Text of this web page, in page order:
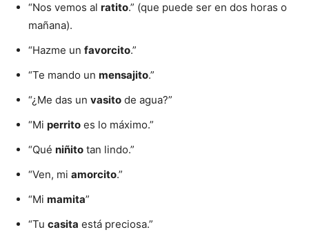
“Nos vemos al ratito.” (que puede ser en dos horas o
mañana).
“Hazme un favorcito.”
“Te mando un mensajito.”
“¿Me das un vasito de agua?”
“Mi perrito es lo máximo.”
“Qué niñito tan lindo.”
“Ven, mi amorcito.”
“Mi mamita”
“Tu casita está preciosa.”